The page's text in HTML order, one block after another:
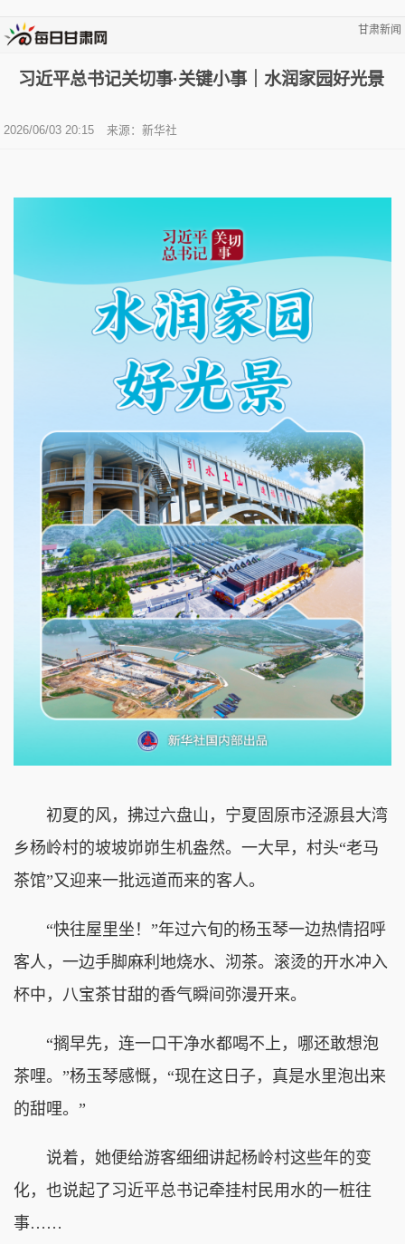
甘肃新闻
习近平总书记关切事·关键小事｜水润家园好光景
2026/06/03 20:15 来源：新华社
初夏的风，拂过六盘山，宁夏固原市泾源县大湾
乡杨岭村的坡坡峁峁生机盎然。一大早，村头“老马
茶馆”又迎来一批远道而来的客人。
“快往屋里坐！”年过六旬的杨玉琴一边热情招呼
客人，一边手脚麻利地烧水、沏茶。滚烫的开水冲入
杯中，八宝茶甘甜的香气瞬间弥漫开来。
“搁早先，连一口干净水都喝不上，哪还敢想泡
茶哩。”杨玉琴感慨，“现在这日子，真是水里泡出来
的甜哩。”
说着，她便给游客细细讲起杨岭村这些年的变
化，也说起了习近平总书记牵挂村民用水的一桩往
事……